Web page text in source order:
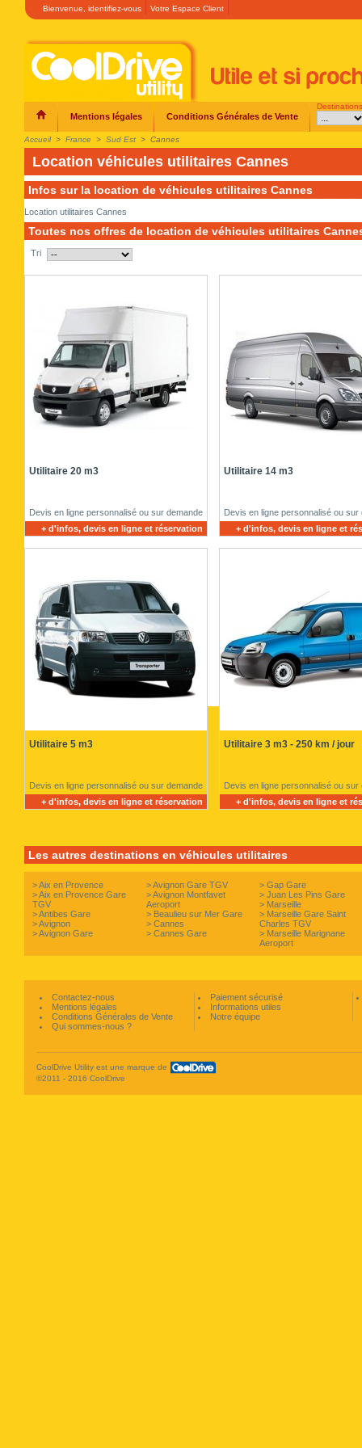
Bienvenue, identifiez-vous Votre Espace Client
Mentions légales Conditions Générales de Vente
Destinations
Accueil > France > Sud Est > Cannes
Location véhicules utilitaires Cannes
Infos sur la location de véhicules utilitaires Cannes
Location utilitaires Cannes
Toutes nos offres de location de véhicules utilitaires
Tri
Utilitaire 20 m3
Devis en ligne personnalisé ou sur demande
+ d'infos, devis en ligne et réservation
Utilitaire 14 m3
Devis en ligne personnalisé ou sur
+ d'infos, devis en ligne et
Utilitaire 5 m3
Devis en ligne personnalisé ou sur demande
+ d'infos, devis en ligne et réservation
Utilitaire 3 m3 - 250 km / jour
Devis en ligne personnalisé ou sur
+ d'infos, devis en ligne et
Les autres destinations en véhicules utilitaires
>Aix en Provence
>Aix en Provence Gare
TGV
>Antibes Gare
>Avignon
>Avignon Gare
>Avignon Gare TGV
>Avignon Montfavet
Aeroport
> Beaulieu sur Mer Gare
> Cannes
> Cannes Gare
>Gap Gare
>Juan Les Pins Gare
> Marseille
> Marseille Gare Saint
Charles TGV
> Marseille Marignane
Aeroport
Contactez-nous
Mentions légales
Conditions Générales de Vente
Qui sommes-nous ?
Paiement sécurisé
Informations utiles
Notre équipe
CoolDrive Utility est une marque de
©2011 - 2016 CoolDrive